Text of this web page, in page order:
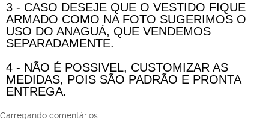
3 - CASO DESEJE QUE O VESTIDO FIQUE
ARMADO COMO NA FOTO SUGERIMOS O
USO DO ANAGUÁ, QUE VENDEMOS
SEPARADAMENTE.
4 - NÃO É POSSIVEL, CUSTOMIZAR AS
MEDIDAS, POIS SÃO PADRÃO E PRONTA
ENTREGA.
Carregando comentários ...